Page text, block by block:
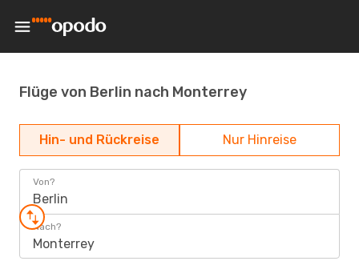
Flüge von Berlin nach Monterrey
Hin- und Rückreise Nur Hinreise
Von?
Berlin
Nach?
Monterrey